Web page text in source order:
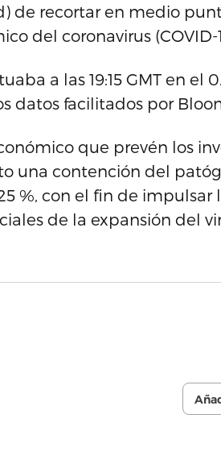
de recortar en medio
del coronavirus (COVID-
a las 19:15 GMT en el
datos facilitados por
que prevén los
una contención del
%, con el fin de impulsar
de la expansión del